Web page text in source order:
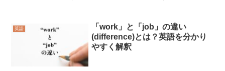
英語
「work」と「job」の違い
(difference)とは？英語を分かり
やすく解釈